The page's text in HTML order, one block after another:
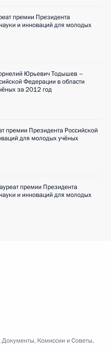
премии Президента
и инноваций для молодых
Юрьевич Тодышев –
Федерации в области
за 2012 год
премии Президента Российской
для молодых учёных
премии Президента
и инноваций для молодых
,Документы, Комиссии и Советы,